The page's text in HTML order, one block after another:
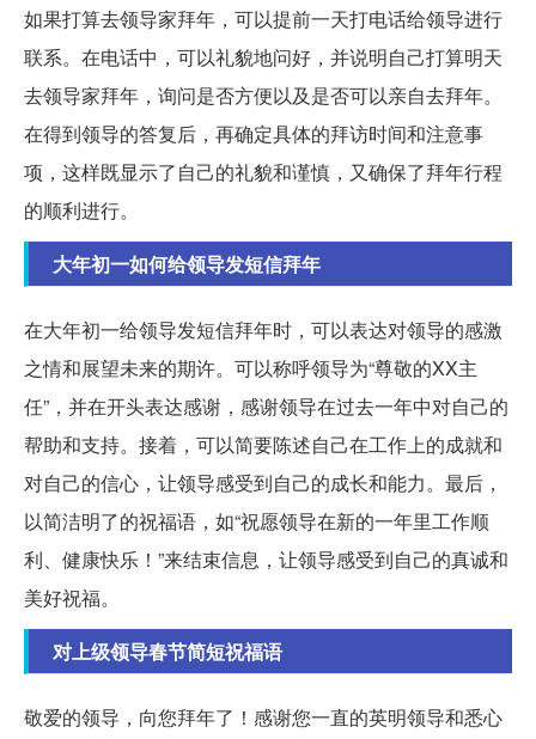
如果打算去领导家拜年，可以提前一天打电话给领导进行
联系。在电话中，可以礼貌地问好，并说明自己打算明天
去领导家拜年，询问是否方便以及是否可以亲自去拜年。
在得到领导的答复后，再确定具体的拜访时间和注意事
项，这样既显示了自己的礼貌和谨慎，又确保了拜年行程
的顺利进行。
大年初一如何给领导发短信拜年
在大年初一给领导发短信拜年时，可以表达对领导的感激
之情和展望未来的期许。可以称呼领导为“尊敬的XX主
任”，并在开头表达感谢，感谢领导在过去一年中对自己的
帮助和支持。接着，可以简要陈述自己在工作上的成就和
对自己的信心，让领导感受到自己的成长和能力。最后，
以简洁明了的祝福语，如“祝愿领导在新的一年里工作顺
利、健康快乐！”来结束信息，让领导感受到自己的真诚和
美好祝福。
对上级领导春节简短祝福语
敬爱的领导，向您拜年了！感谢您一直的英明领导和悉心